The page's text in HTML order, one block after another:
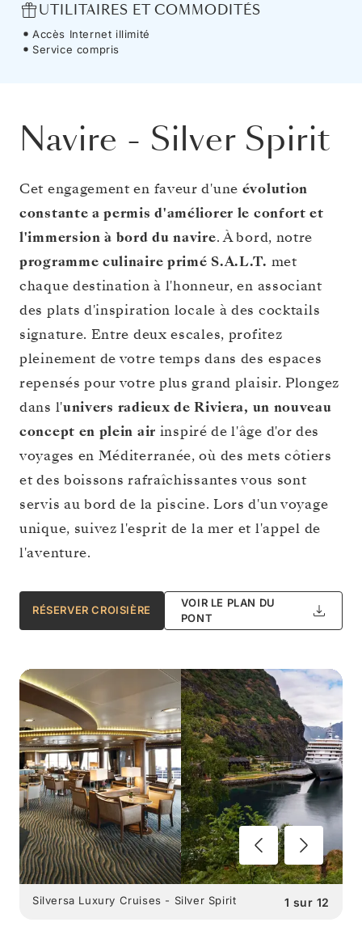
UTILITAIRES ET COMMODITÉS
Accès Internet illimité
Service compris
Navire - Silver Spirit
Cet engagement en faveur d'une évolution
constante a permis d'améliorer le confort et
l'immersion à bord du navire. À bord, notre
programme culinaire primé S.A.L.T. met
chaque destination à l'honneur, en associant
des plats d'inspiration locale à des cocktails
signature. Entre deux escales, profitez
pleinement de votre temps dans des espaces
repensés pour votre plus grand plaisir. Plongez
dans l'univers radieux de Riviera, un nouveau
concept en plein air inspiré de l'âge d'or des
voyages en Méditerranée, où des mets côtiers
et des boissons rafraîchissantes vous sont
servis au bord de la piscine. Lors d'un voyage
unique, suivez l'esprit de la mer et l'appel de
l'aventure.
RÉSERVER CROISIÈRE
VOIR LE PLAN DU
PONT
1 sur 12
Silversa Luxury Cruises - Silver Spirit